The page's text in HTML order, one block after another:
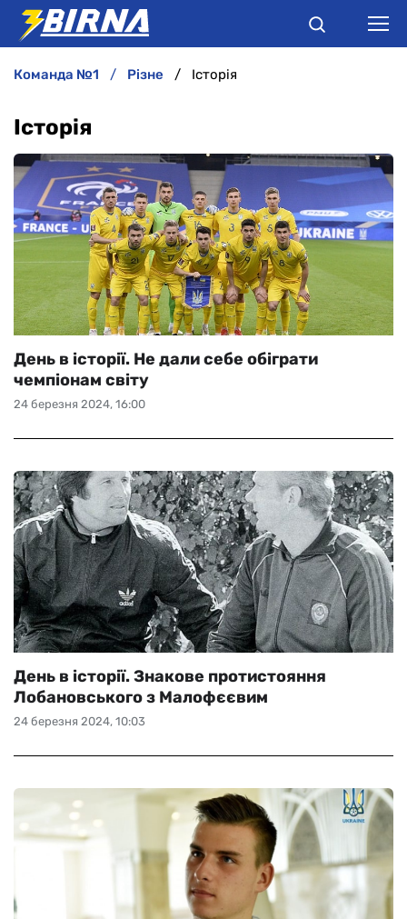
АНАЛІТИКА
ІНТЕРВ'Ю
РІЗНЕ
БУКМЕКЕРИ
команда №1 різне Історія
Історія
24 березня 2024, 16:00
День в історії. Не дали себе обіграти
чемпіонам світу
24 березня 2024, 10:03
День в історії. Знакове протистояння
Лобановського з Малофєєвим